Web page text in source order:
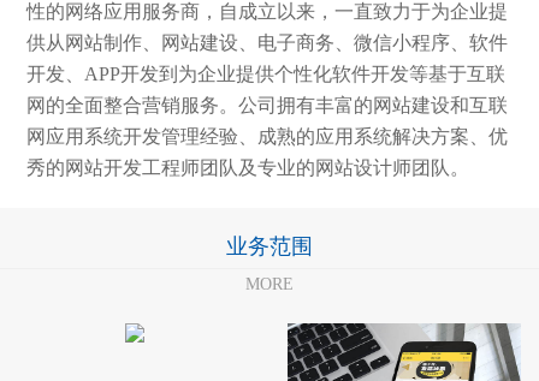
性的网络应用服务商，自成立以来，一直致力于为企业提
供从网站制作、网站建设、电子商务、微信小程序、软件
开发、APP开发到为企业提供个性化软件开发等基于互联
网的全面整合营销服务。公司拥有丰富的网站建设和互联
网应用系统开发管理经验、成熟的应用系统解决方案、优
秀的网站开发工程师团队及专业的网站设计师团队。
业务范围
MORE